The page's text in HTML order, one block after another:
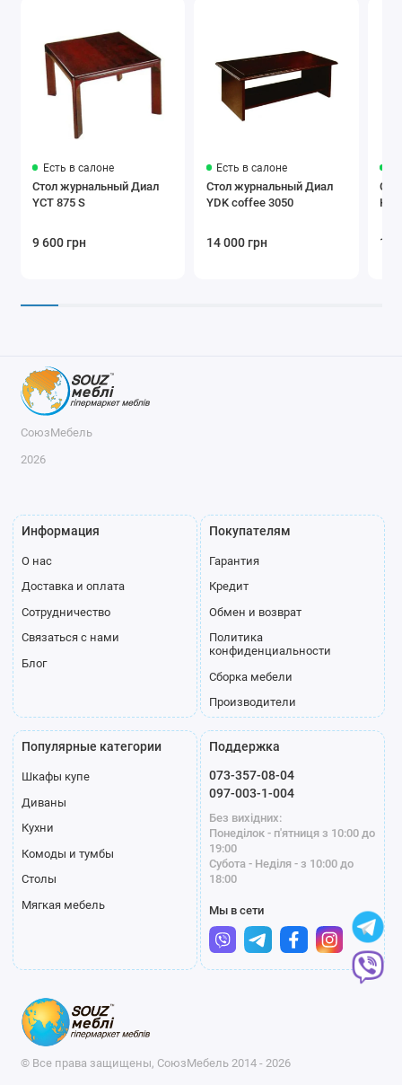
Есть в салоне
Стол журнальный Диал
YCT 875 S
9 600 грн
Есть в салоне
Стол журнальный Диал
YDK coffee 3050
14 000 грн 15
СоюзМебель
2026
Информация
О нас
Доставка и оплата
Сотрудничество
Связаться с нами
Блог
Покупателям
Гарантия
Кредит
Обмен и возврат
Политика
конфиденциальности
Сборка мебели
Производители
Популярные категории
Шкафы купе
Диваны
Кухни
Комоды и тумбы
Столы
Мягкая мебель
Поддержка
073-357-08-04
097-003-1-004
Без вихідних:
Понеділок - п'ятниця з 10:00 до
19:00
Субота - Неділя - з 10:00 до
18:00
Мы в сети
© Все права защищены, СоюзМебель 2014 - 2026